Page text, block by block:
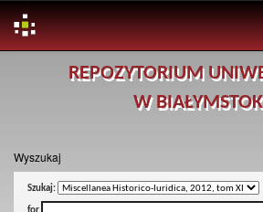
REPOZYTORIUM
W
Wyszukaj
Szukaj: